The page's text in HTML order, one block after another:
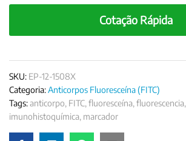
Anti-
Albumin
Concentrado
quantity
Cotação Rápida
SKU: EP-12-1508X
Categoria:Anticorpos Fluoresceína (FITC)
Tags:anticorpo, FITC, fluoresceína, fluorescencia,
imunohistoquímica, marcador